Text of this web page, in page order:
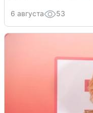
6 августа 53